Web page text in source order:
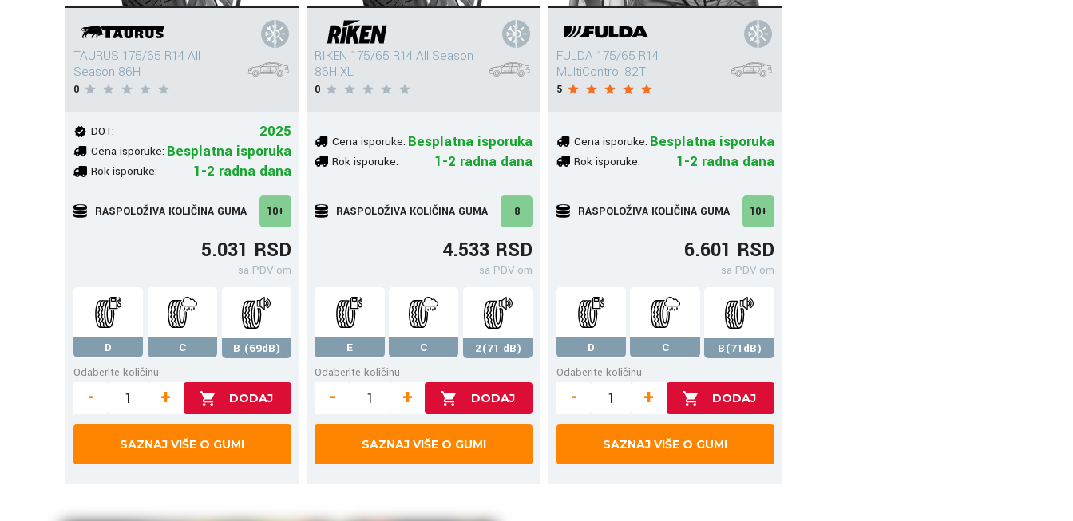
TAURUS 175/65 R14 All
Season 86H
0
DOT: 2025
Cena isporuke: Besplatna isporuka
Rok isporuke: 1-2 radna dana
RASPOLOŽIVA KOLIČINA GUMA 10+
5.031 RSD
sa PDV-om
D C
B (69dB)
Odaberite količinu
- +
SAZNAJ VIŠE O GUMI
RIKEN 175/65 R14 All Season
86H XL
0
Cena isporuke: Besplatna isporuka
Rok isporuke: 1-2 radna dana
RASPOLOŽIVA KOLIČINA GUMA 8
4.533 RSD
sa PDV-om
E C
2(71 dB)
Odaberite količinu
- +
SAZNAJ VIŠE O GUMI
FULDA 175/65 R14
MultiControl 82T
5
Cena isporuke: Besplatna isporuka
Rok isporuke: 1-2 radna dana
RASPOLOŽIVA KOLIČINA GUMA 10+
6.601 RSD
sa PDV-om
D C
B(71dB)
Odaberite količinu
- +
SAZNAJ VIŠE O GUMI